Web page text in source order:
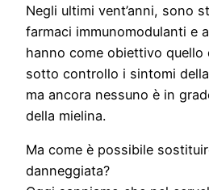
Negli ultimi vent’anni, sono
farmaci immunomodulanti e
hanno come obiettivo quello
sotto controllo i sintomi
ma ancora nessuno è in
della mielina.
Ma come è possibile
danneggiata?